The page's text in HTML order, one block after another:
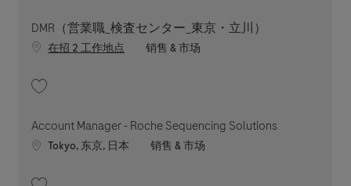
DMR（営業職_検査センター_東京・立川）
在招 2 工作地点 职位类别
销售 & 市场
Account Manager - Roche Sequencing Solutions
Location
Tokyo, 东京, 日本 职位类别
销售 & 市场